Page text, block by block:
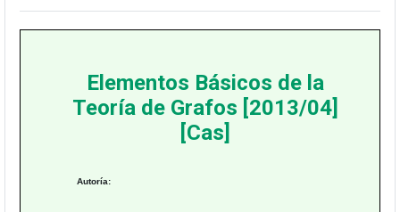
Elementos Básicos de la
Teoría de Grafos [2013/04]
[Cas]
Autoría: